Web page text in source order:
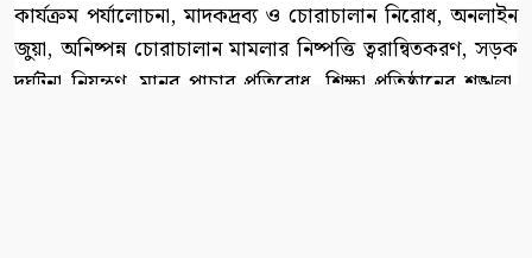
কার্যক্রম পর্যালোচনা, মাদকদ্রব্য ও চোরাচালান নিরোধ, অনলাইন
জুয়া, অনিষ্পন্ন চোরাচালান মামলার নিষ্পত্তি ত্বরান্বিতকরণ, সড়ক
দূর্ঘটনা নিয়ন্ত্রণ, মানব পাচার প্রতিরোধ, শিক্ষা প্রতিষ্ঠানের শৃঙ্খলা,